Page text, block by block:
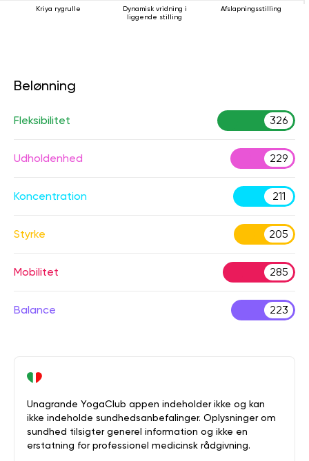
Kriya rygrulle
Dynamisk vridning i
liggende stilling
Afslapningsstilling
Belønning
Fleksibilitet 326
Udholdenhed 229
Koncentration 211
Styrke 205
Mobilitet 285
Balance 223
Unagrande YogaClub appen indeholder ikke og kan
ikke indeholde sundhedsanbefalinger. Oplysninger om
sundhed tilsigter generel information og ikke en
erstatning for professionel medicinsk rådgivning.